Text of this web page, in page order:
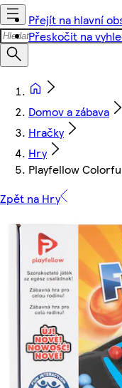
Přejít na hlavní
Přeskočit na
Domov a zábava
Hračky
Hry
Playfellow
Zpět na Hry